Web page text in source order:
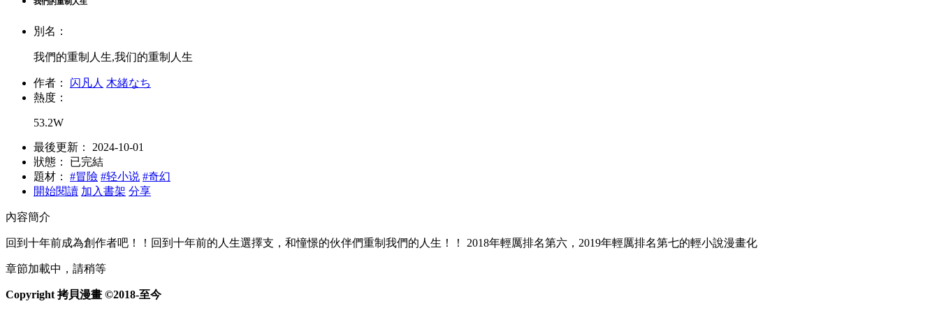
別名：
我們的重制人生,我们的重制人生
作者： 闪凡人 木緒なち
熱度：
53.2W
最後更新：
2024-10-01
狀態：
已完結
題材：
#冒險 #轻小说 #奇幻
開始閱讀 加入書架 分享
內容簡介
回到十年前成為創作者吧！！回到十年前的人生選擇支，和憧憬的伙伴們重制我們的人生！！ 2018年輕厲排名第六，2019年輕厲排名第七的輕小說漫畫化
章節加載中，請稍等
Copyright 拷貝漫畫 ©2018-至今